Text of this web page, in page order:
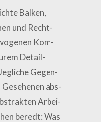
Bal­ken,
und Recht­
Kom­
Detail­
Gegen­
abs­
Arbei­
beredt: Was